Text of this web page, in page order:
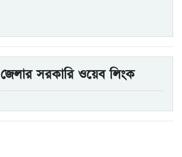
জেলার সরকারি ওয়েব লিংক